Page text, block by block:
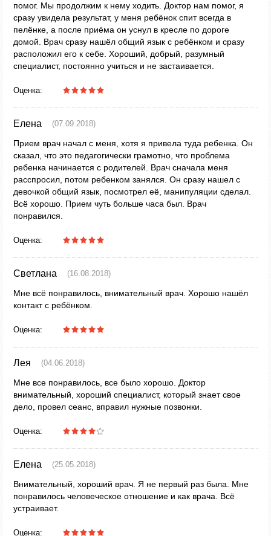
помог. Мы продолжим к нему ходить. Доктор нам помог, я
сразу увидела результат, у меня ребёнок спит всегда в
пелёнке, а после приёма он уснул в кресле по дороге
домой. Врач сразу нашёл общий язык с ребёнком и сразу
расположил его к себе. Хороший, добрый, разумный
специалист, постоянно учиться и не застаивается.
Оценка:
Елена (07.09.2018)
Прием врач начал с меня, хотя я привела туда ребенка. Он
сказал, что это педагогически грамотно, что проблема
ребенка начинается с родителей. Врач сначала меня
расспросил, потом ребенком занялся. Он сразу нашел с
девочкой общий язык, посмотрел её, манипуляции сделал.
Всё хорошо. Прием чуть больше часа был. Врач
понравился.
Оценка:
Светлана (16.08.2018)
Мне всё понравилось, внимательный врач. Хорошо нашёл
контакт с ребёнком.
Оценка:
Лея (04.06.2018)
Мне все понравилось, все было хорошо. Доктор
внимательный, хороший специалист, который знает свое
дело, провел сеанс, вправил нужные позвонки.
Оценка:
Елена (25.05.2018)
Внимательный, хороший врач. Я не первый раз была. Мне
понравилось человеческое отношение и как врача. Всё
устраивает.
Оценка: